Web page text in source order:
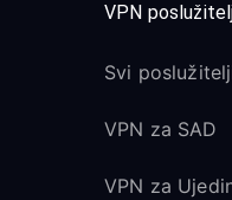
VPN
Svi
VPN za SAD
VPN za